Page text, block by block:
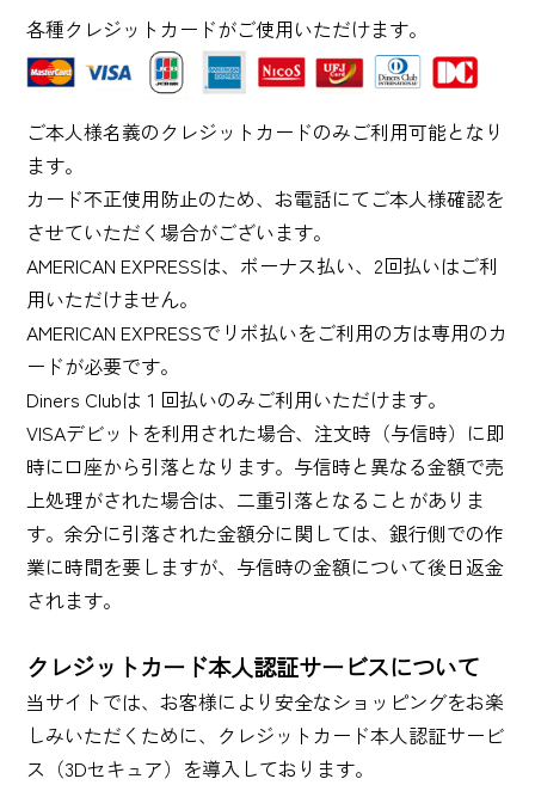
各種クレジットカードがご使用いただけます。
ご本人様名義のクレジットカードのみご利用可能となり
ます。
カード不正使用防止のため、お電話にてご本人様確認を
させていただく場合がございます。
AMERICAN EXPRESSは、ボーナス払い、2回払いはご利
用いただけません。
AMERICAN EXPRESSでリボ払いをご利用の方は専用のカ
ードが必要です。
Diners Clubは１回払いのみご利用いただけます。
VISAデビットを利用された場合、注文時（与信時）に即
時に口座から引落となります。与信時と異なる金額で売
上処理がされた場合は、二重引落となることがありま
す。余分に引落された金額分に関しては、銀行側での作
業に時間を要しますが、与信時の金額について後日返金
されます。
クレジットカード本人認証サービスについて
当サイトでは、お客様により安全なショッピングをお楽
しみいただくために、クレジットカード本人認証サービ
ス（3Dセキュア）を導入しております。